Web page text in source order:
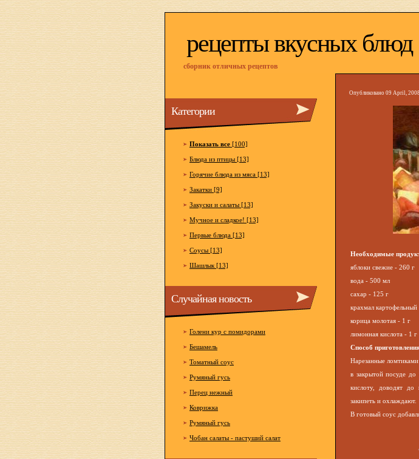
рецепты вкусных блюд
сборник отличных рецептов
Опубликовано 09 April, 2008
Необходимые
яблоки свежие - 260 г
вода - 500 мл
сахар - 125 г
крахмал
корица молотая - 1 г
лимонная кислота - 1 г
Способ
Нарезанные
в закрытой посуде
кислоту, доводят до
закипеть и охлаждают.
В готовый соус
Категории
Показать все [100]
Блюда из птицы [13]
Горячие блюда из мяса [13]
Закатки [9]
Закуски и салаты [13]
Мучное и сладкое! [13]
Первые блюда [13]
Соусы [13]
Шашлык [13]
Случайная новость
Голени кур с помидорами
Бешамель
Томатный соус
Румяный гусь
Перец нежный
Коврижка
Румяный гусь
Чобан салаты - пастуший салат